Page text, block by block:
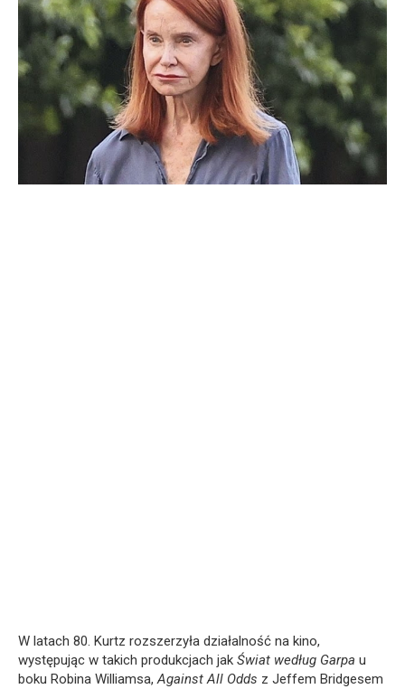
W latach 80. Kurtz rozszerzyła działalność na kino,
występując w takich produkcjach jak Świat według Garpa u
boku Robina Williamsa,Against All Odds z Jeffem Bridgesem